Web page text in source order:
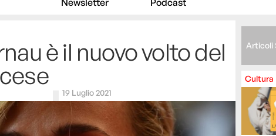
Newsletter Podcast
è il nuovo volto del
19 Luglio 2021
Articoli
Cultura